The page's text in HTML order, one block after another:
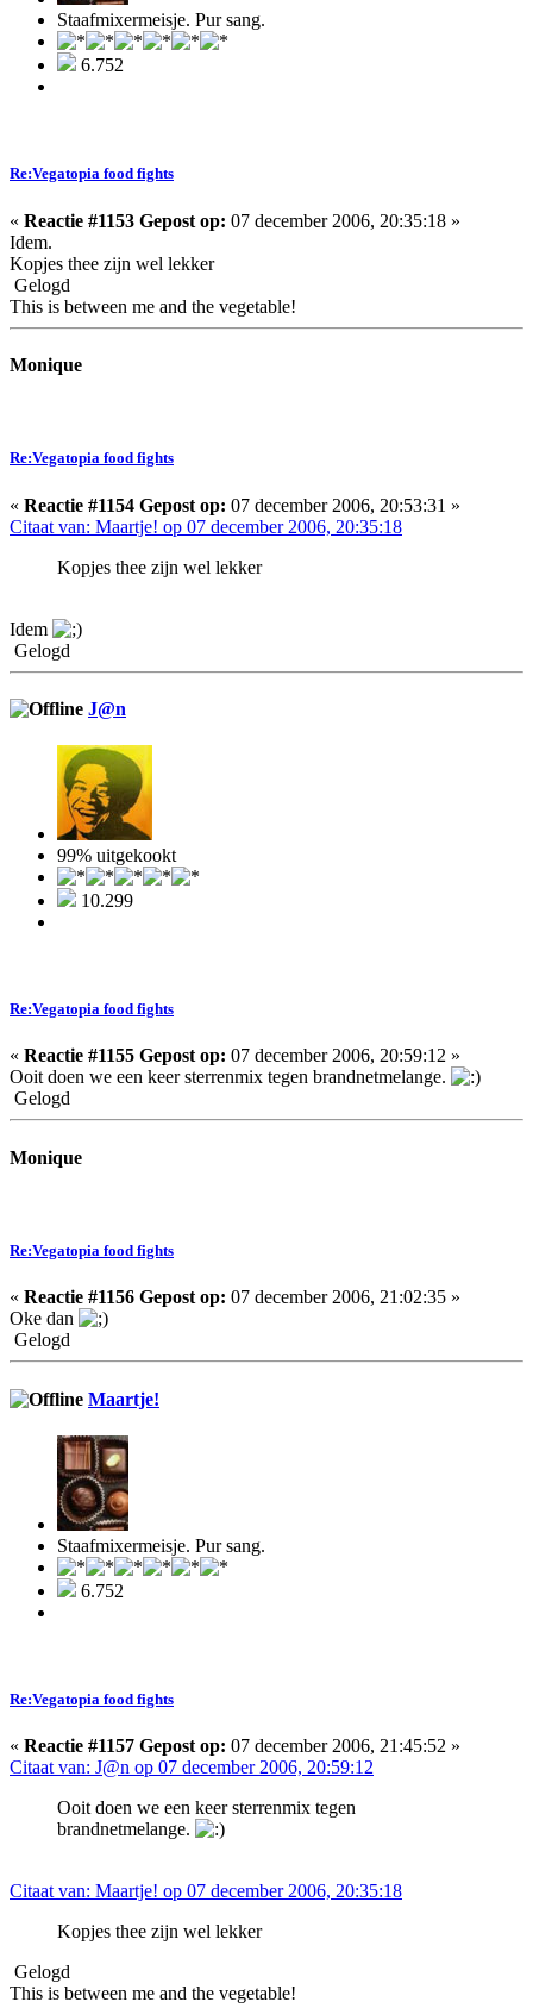
Staafmixermeisje. Pur sang.
6.752
Re:Vegatopia food fights
« Reactie #1153 Gepost op: 07 december 2006, 20:35:18 »
Idem.
Kopjes thee zijn wel lekker
Gelogd
This is between me and the vegetable!
Monique
Re:Vegatopia food fights
« Reactie #1154 Gepost op: 07 december 2006, 20:53:31 »
Citaat van: Maartje! op 07 december 2006, 20:35:18
Kopjes thee zijn wel lekker
Idem
Gelogd
J@n
99% uitgekookt
10.299
Re:Vegatopia food fights
« Reactie #1155 Gepost op: 07 december 2006, 20:59:12 »
Ooit doen we een keer sterrenmix tegen brandnetmelange.
Gelogd
Monique
Re:Vegatopia food fights
« Reactie #1156 Gepost op: 07 december 2006, 21:02:35 »
Oke dan
Gelogd
Maartje!
Staafmixermeisje. Pur sang.
6.752
Re:Vegatopia food fights
« Reactie #1157 Gepost op: 07 december 2006, 21:45:52 »
Citaat van: J@n op 07 december 2006, 20:59:12
Ooit doen we een keer sterrenmix tegen
brandnetmelange.
Citaat van: Maartje! op 07 december 2006, 20:35:18
Kopjes thee zijn wel lekker
Gelogd
This is between me and the vegetable!